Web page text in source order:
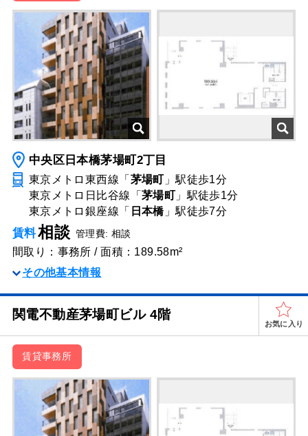
中央区日本橋茅場町2丁目
東京メトロ東西線「 茅場町 」駅徒歩1分
東京メトロ日比谷線「 茅場町 」駅徒歩1分
東京メトロ銀座線「
日本橋」駅徒歩7分
賃料相談 管理費: 相談
間取り：事務所 / 面積：189.58m²
その他基本情報
関電不動産茅場町ビル 4階
お気に入り
賃貸事務所